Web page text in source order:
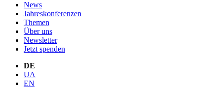
News
Jahreskonferenzen
Themen
Über uns
Newsletter
Jetzt spenden
DE
UA
EN